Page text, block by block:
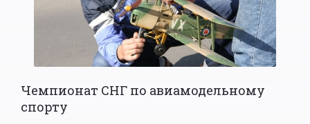
Чемпионат СНГ по авиамодельному
спорту